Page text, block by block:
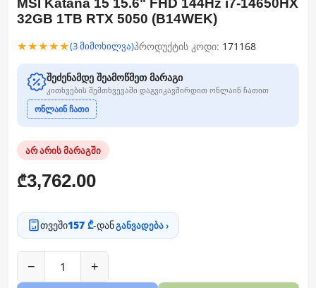
MSI Katana 15 15.6" FHD 144Hz i7-14650HX
32GB 1TB RTX 5050 (B14WEK)
★★★★★(3 მიმოხილვა)პროდუქტის კოდი: 171168
შეძენამდე შეამოწმეთ მარაგი
კითხვების შემთხვევაში დაგვიკავშირდით ონლაინ ჩათით
ონლაინ ჩათი
არ არის მარაგში
₾3,762.00
თვეში157 ₾-დანგანვადება ›
− +